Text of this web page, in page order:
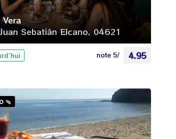
Sebatián Elcano, 04621
note 5/ 4.95
🩴